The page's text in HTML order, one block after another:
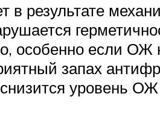
в результате
особенно если ОЖ
запах
уровень